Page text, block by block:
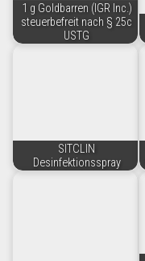
1 g Goldbarren (IGR Inc.)
steuerbefreit nach § 25c
USTG
SITCLIN
Desinfektionsspray